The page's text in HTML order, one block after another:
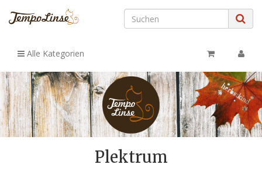
Alle Kategorien
Plektrum